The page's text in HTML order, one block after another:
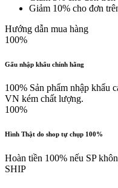
Giảm 10% cho đơn
Hướng dẫn mua hàng
100%
Gấu nhập khẩu chính hãng
100% Sản phẩm nhập khẩu
VN kém chất lượng.
100%
Hình Thật do shop tự chụp 100%
Hoàn tiền 100% nếu SP
SHIP